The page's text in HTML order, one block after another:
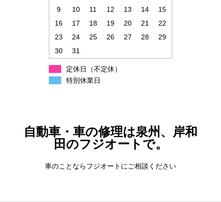
9
10 11 12 13 14
15
16
17 18 19 20 21
22
23
24 25 26 27 28
29
30
31
定休日（不定休）
特別休業日
自動車・車の修理は泉州、岸和
田のフジオートで。
車のことならフジオートにご相談ください